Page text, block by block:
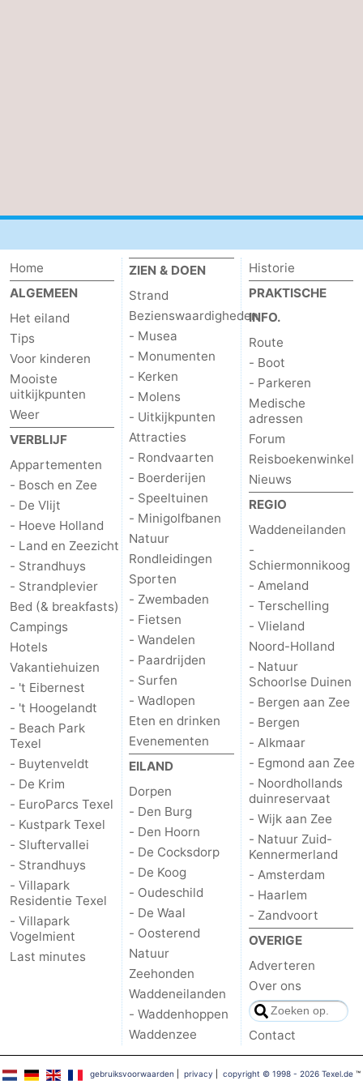
-
Boot
Waddenhoppen
-
Parkeren
Reisboekenwinkel
Nieuws
Medische
adressen
Regio
Waddeneilanden
Schiermonnikoog
Ameland
-
Terschelling
-
Vlieland
Noord-
Holland
Natuur
Schoorlse
Duinen
Bergen
aan
Zee
Bergen
-
Alkmaar
-
Egmond
aan
-
Noordhollands
-
Kennermerland
Haarlem
-
Home
ALGEMEEN
Het eiland
Tips
Voor kinderen
Mooiste
uitkijkpunten
Weer
VERBLIJF
Appartementen
- Bosch en Zee
- De Vlijt
- Hoeve Holland
- Land en Zeezicht
- Strandhuys
- Strandplevier
Bed (& breakfasts)
Campings
Hotels
Vakantiehuizen
- 't Eibernest
- 't Hoogelandt
- Beach Park
Texel
- Buytenveldt
- De Krim
- EuroParcs Texel
- Kustpark Texel
- Sluftervallei
- Strandhuys
- Villapark
Residentie Texel
- Villapark
Vogelmient
Last minutes
ZIEN & DOEN
Strand
Bezienswaardigheden
- Musea
- Monumenten
- Kerken
- Molens
- Uitkijkpunten
Attracties
- Rondvaarten
- Boerderijen
- Speeltuinen
- Minigolfbanen
Natuur
Rondleidingen
Sporten
- Zwembaden
- Fietsen
- Wandelen
- Paardrijden
- Surfen
- Wadlopen
Eten en drinken
Evenementen
EILAND
Dorpen
- Den Burg
- Den Hoorn
- De Cocksdorp
- De Koog
- Oudeschild
- De Waal
- Oosterend
Natuur
Zeehonden
Waddeneilanden
- Waddenhoppen
Waddenzee
Historie
PRAKTISCHE
INFO.
Route
- Boot
- Parkeren
Medische
adressen
Forum
Reisboekenwinkel
Nieuws
REGIO
Waddeneilanden
-
Schiermonnikoog
- Ameland
- Terschelling
- Vlieland
Noord-Holland
- Natuur
Schoorlse Duinen
- Bergen aan Zee
- Bergen
- Alkmaar
- Egmond aan Zee
- Noordhollands
duinreservaat
- Wijk aan Zee
- Natuur Zuid-
Kennermerland
- Amsterdam
- Haarlem
- Zandvoort
OVERIGE
Adverteren
Over ons
Contact
gebruiksvoorwaarden |privacy |copyright © 1998 - 2026 Texel.de ™